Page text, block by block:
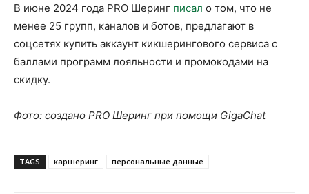
В июне 2024 года PRO Шеринг писал о том, что не
менее 25 групп, каналов и ботов, предлагают в
соцсетях купить аккаунт кикшерингового сервиса с
баллами программ лояльности и промокодами на
скидку.
Фото: создано PRO Шеринг при помощи GigaChat
TAGS каршеринг персональные данные